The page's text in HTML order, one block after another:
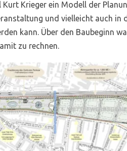
Kurt Krieger ein Modell der
und vielleicht auch in
kann. Über den Baubeginn
zu rechnen.